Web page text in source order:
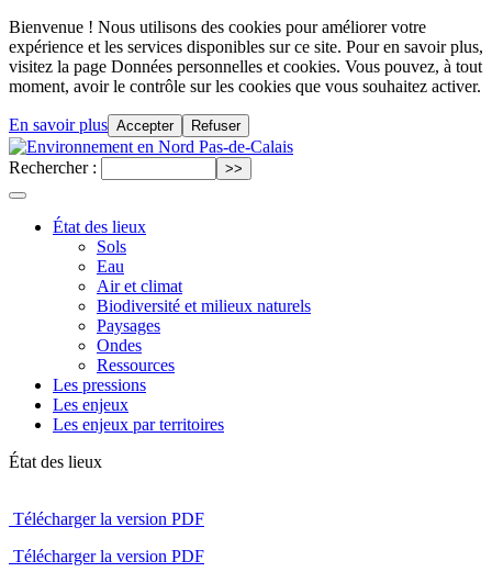
Bienvenue ! Nous utilisons des cookies pour améliorer votre
expérience et les services disponibles sur ce site. Pour en savoir plus,
visitez la page Données personnelles et cookies. Vous pouvez, à tout
moment, avoir le contrôle sur les cookies que vous souhaitez activer.
En savoir plus Accepter Refuser
Rechercher :
État des lieux
Sols
Eau
Air et climat
Biodiversité et milieux naturels
Paysages
Ondes
Ressources
Les pressions
Les enjeux
Les enjeux par territoires
État des lieux
Télécharger la version PDF
Télécharger la version PDF